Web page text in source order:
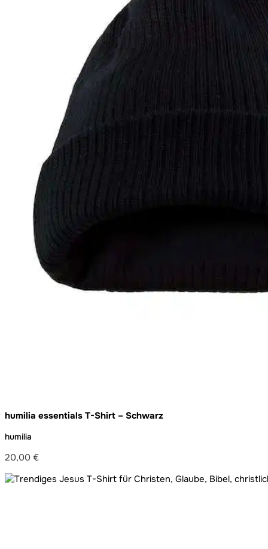
humilia essentials T-Shirt – Schwarz
humilia
20,00 €